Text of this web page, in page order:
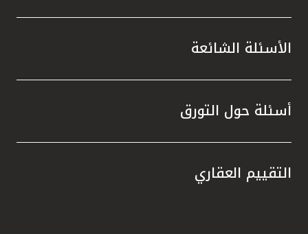
الأسئلة الشائعة
أسئلة حول التورق
التقييم العقاري